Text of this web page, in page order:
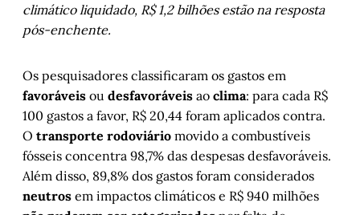
climático liquidado, R$ 1,2 bilhões estão na resposta
pós-enchente.
Os pesquisadores classificaram os gastos em
favoráveis ou desfavoráveis ao clima: para cada R$
100 gastos a favor, R$ 20,44 foram aplicados contra.
O transporte rodoviário movido a combustíveis
fósseis concentra 98,7% das despesas desfavoráveis.
Além disso, 89,8% dos gastos foram considerados
neutros em impactos climáticos e R$ 940 milhões